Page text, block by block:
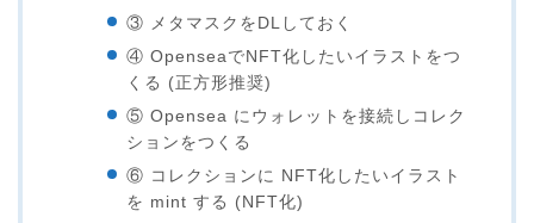
③ メタマスクをDLしておく
④ OpenseaでNFT化したいイラストをつ
くる (正方形推奨)
⑤ Opensea にウォレットを接続しコレク
ションをつくる
⑥ コレクションに NFT化したいイラスト
を mint する (NFT化)